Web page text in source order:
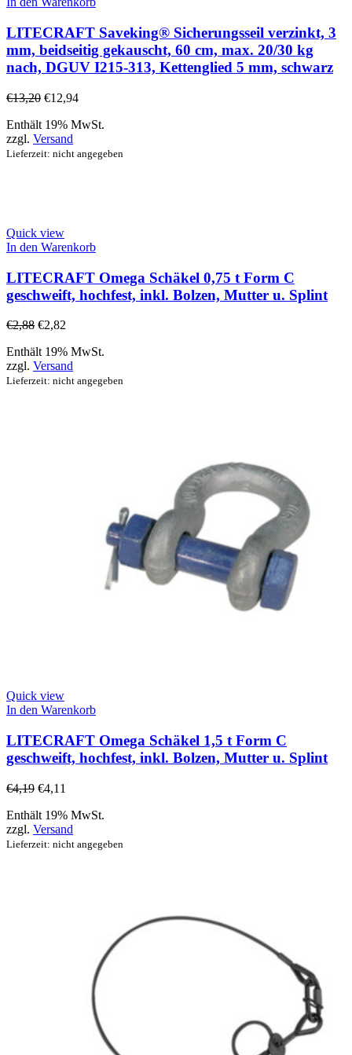
LITECRAFT Saveking® Sicherungsseil verzinkt, 3
mm, beidseitig gekauscht, 60 cm, max. 20/30 kg
nach, DGUV I215-313, Kettenglied 5 mm, schwarz
€13,20 €12,94
Enthält 19% MwSt.
zzgl. Versand
Lieferzeit: nicht angegeben
Quick view
In den Warenkorb
LITECRAFT Omega Schäkel 0,75 t Form C
geschweift, hochfest, inkl. Bolzen, Mutter u. Splint
€2,88 €2,82
Enthält 19% MwSt.
zzgl. Versand
Lieferzeit: nicht angegeben
Quick view
In den Warenkorb
LITECRAFT Omega Schäkel 1,5 t Form C
geschweift, hochfest, inkl. Bolzen, Mutter u. Splint
€4,19 €4,11
Enthält 19% MwSt.
zzgl. Versand
Lieferzeit: nicht angegeben